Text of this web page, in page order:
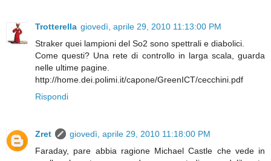
Trotterella giovedì, aprile 29, 2010 11:13:00 PM
Straker quei lampioni del So2 sono spettrali e diabolici.
Come questi? Una rete di controllo in larga scala, guarda
nelle ultime pagine.
http://home.dei.polimi.it/capone/GreenICT/cecchini.pdf
Rispondi
Zret
giovedì, aprile 29, 2010 11:18:00 PM
Faraday, pare abbia ragione Michael Castle che vede in